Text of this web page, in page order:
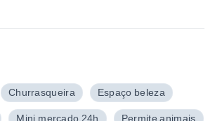
Churrasqueira Espaço beleza
Mini mercado 24h Permite animais